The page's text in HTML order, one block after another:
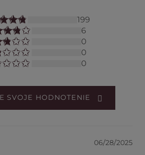
199
6
0
0
0
SVOJE HODNOTENIE
06/28/2025